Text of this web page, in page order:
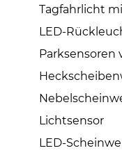
Tagfahrlicht
LED-
Parksensoren
Lichtsensor
LED-